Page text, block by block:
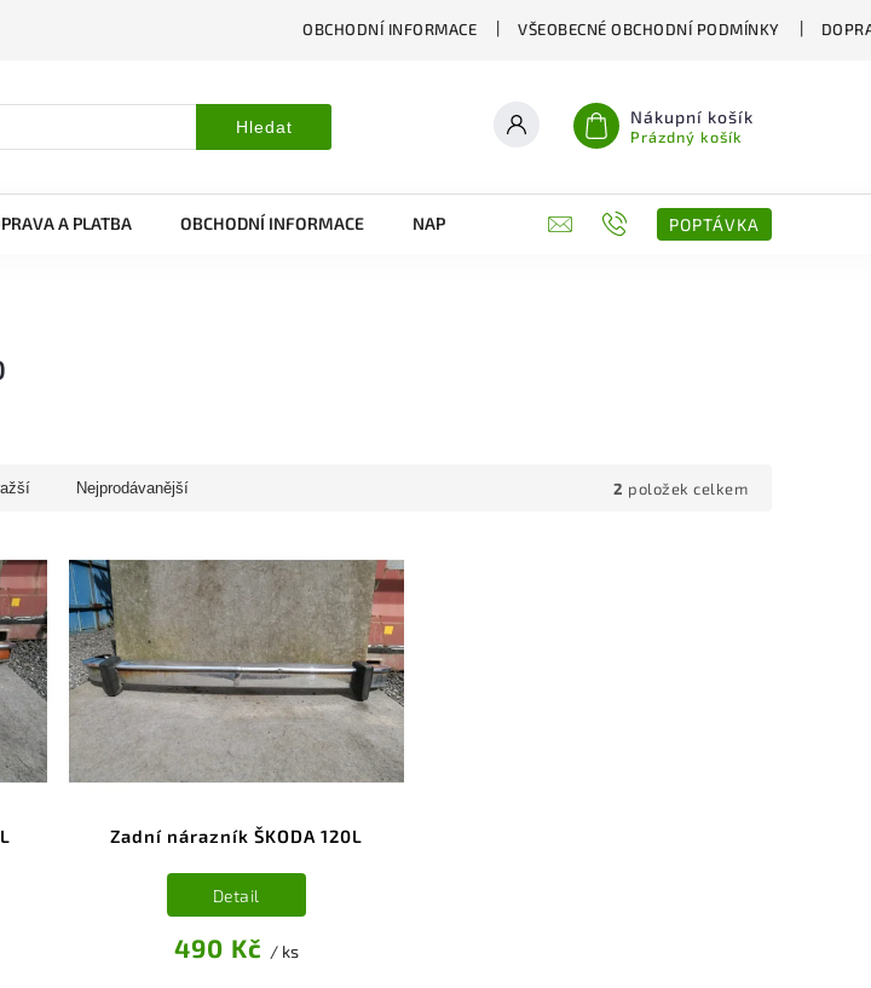
OBCHODNÍ INFORMACE VŠEOBECNÉ OBCHODNÍ PODMÍNKY
Hledat Nákupní košík
Prázdný košík
A PLATBA OBCHODNÍ INFORMACE NAPIŠTE NÁM KONTAKTY POPTÁVKA
Nejprodávanější 2 položek celkem
Zadní nárazník ŠKODA 120L
490 Kč / ks
Detail